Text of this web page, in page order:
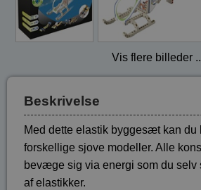
Vis flere billeder
Beskrivelse
Med dette elastik byggesæt kan du
forskellige sjove modeller. Alle
bevæge sig via energi som du
af elastikker.